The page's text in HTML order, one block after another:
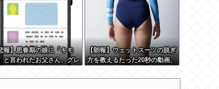
良いをやってるのがお前だろ」
←これ…w w
報】思春期の娘に「キモ
と言われたお父さん、グレ
【朗報】ウェットスーツの脱ぎ
方を教えるたった20秒の動画、